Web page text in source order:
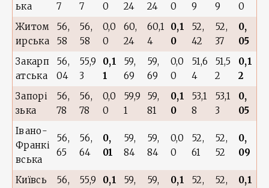
ька
7
7
0
24
24
0
9
9
0
Житом
ирська
56,
58
56,
58
0,0
0
60,
24
60,1
4
0,1
0
52,
42
52,
37
0,
05
Закарп
атська
56,
04
55,9
3
0,1
1
59,
69
59,
69
0,0
0
51,6
4
51,5
2
0,1
2
Запорі
зька
56,
78
56,
78
0,0
0
59,9
1
59,
81
0,1
0
53,1
8
53,1
3
0,
05
Івано-
Франкі
вська
56,
65
56,
64
0,
01
59,
84
59,
84
0,0
0
52,
61
52,
52
0,
09
Київсь
56,
55,9
0,1
59,
59,
0,1
52,
52,
0,1